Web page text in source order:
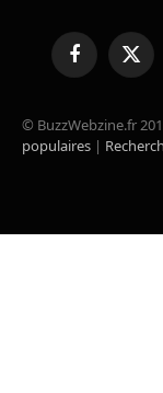
FacebookX
© BuzzWebzine.fr
populaires |